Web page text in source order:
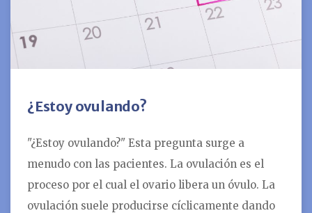
¿Estoy ovulando?
"¿Estoy ovulando?" Esta pregunta surge a
menudo con las pacientes. La ovulación es el
proceso por el cual el ovario libera un óvulo. La
ovulación suele producirse cíclicamente dando